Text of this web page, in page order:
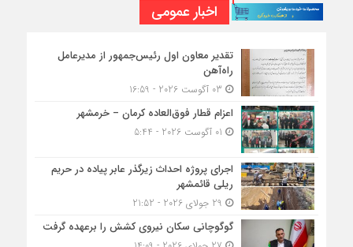
اخبار عمومی
تقدیر معاون اول رئیس‌جمهور از مدیرعامل
راه‌آهن
اعزام قطار فوق‌العاده کرمان – خرمشهر
اجرای پروژه احداث زیرگذر عابر پیاده در حریم
ریلی قائمشهر
گوگوچانی سکان نیروی کشش را برعهده گرفت